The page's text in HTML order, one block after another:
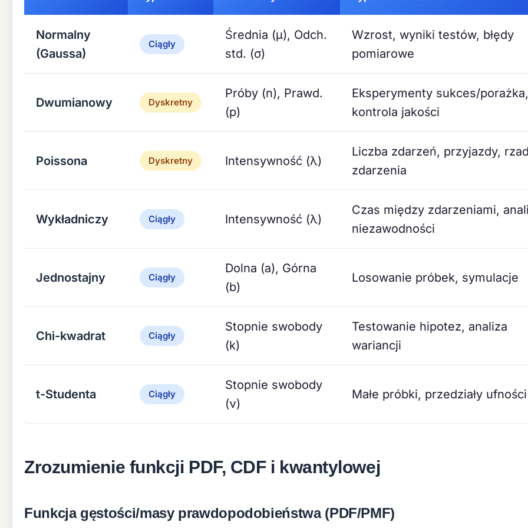
Normalny
(Gaussa)
Ciągły
Średnia (μ), Odch.
std. (σ)
Wzrost, wyniki testów, błędy
pomiarowe
Dwumianowy Dyskretny
Próby (n), Prawd.
(p)
Eksperymenty sukces/porażka,
kontrola jakości
Poissona Dyskretny Intensywność (λ)
Liczba zdarzeń, przyjazdy,
zdarzenia
Wykładniczy Ciągły Intensywność (λ)
Czas między zdarzeniami,
niezawodności
Jednostajny Ciągły
Dolna (a), Górna
(b)
Losowanie próbek, symulacje
Chi-kwadrat Ciągły
Stopnie swobody
(k)
Testowanie hipotez, analiza
wariancji
t-Studenta Ciągły
Stopnie swobody
(ν)
Małe próbki, przedziały ufności
Zrozumienie funkcji PDF, CDF i kwantylowej
Funkcja gęstości/masy prawdopodobieństwa (PDF/PMF)